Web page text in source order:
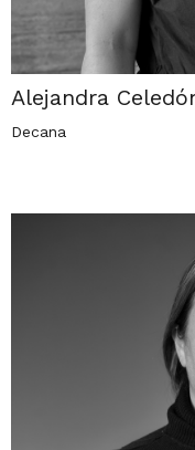
Alejandra
Decana